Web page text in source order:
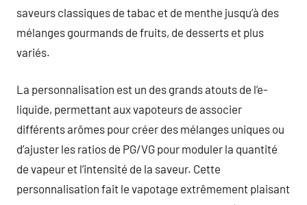
saveurs classiques de tabac et de menthe jusqu’à des
mélanges gourmands de fruits, de desserts et plus
variés.
La personnalisation est un des grands atouts de l’e-
liquide, permettant aux vapoteurs de associer
différents arômes pour créer des mélanges uniques ou
d’ajuster les ratios de PG/VG pour moduler la quantité
de vapeur et l’intensité de la saveur. Cette
personnalisation fait le vapotage extrêmement plaisant